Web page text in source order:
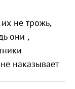
не трожь,
они ,
наказывает